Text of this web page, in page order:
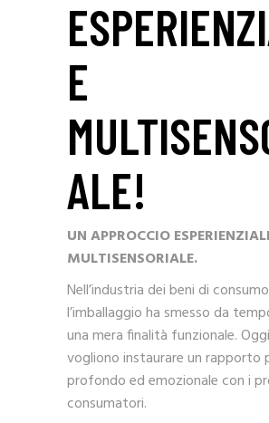
E
ALE!
UN APPROCCIO
MULTISENSORIALE.
Nell’industria dei beni di
l’imballaggio ha smesso da
una mera finalità funzionale.
vogliono instaurare un rapporto
profondo ed emozionale con i
consumatori.